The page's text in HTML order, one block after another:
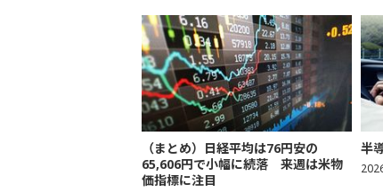
（まとめ）日経平均は76円安の
65,606円で小幅に続落 来週は米物
価指標に注目
半